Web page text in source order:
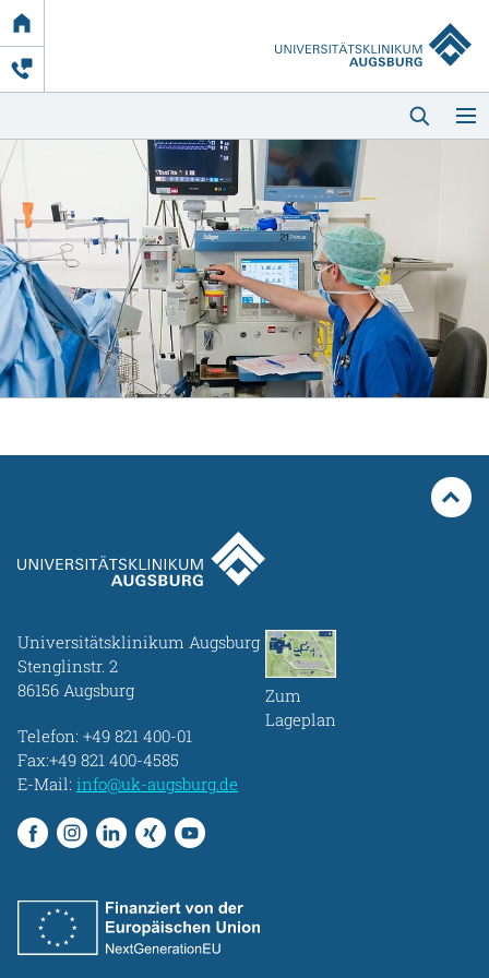
Link
zur
Startseite
Startseite
Kliniken & Einrichtungen
Über uns
Notaufnahme
Anreise
Universitätsklinikum Augsburg
Stenglinstr. 2
86156 Augsburg
Telefon: +49 821 400-01
Fax:+49 821 400-4585
E-Mail: info@uk-augsburg.de
Zum
Lageplan